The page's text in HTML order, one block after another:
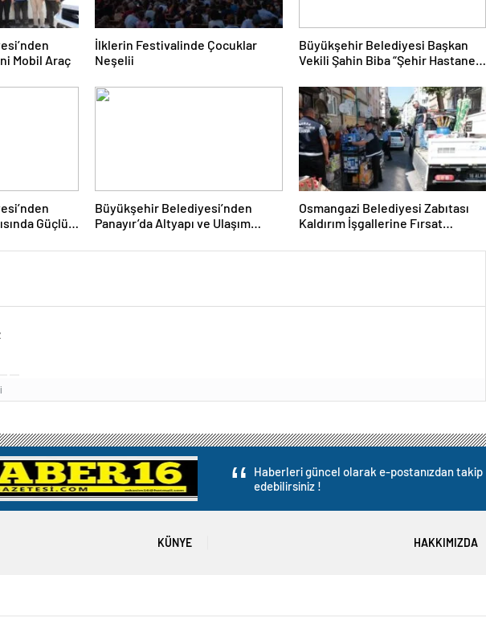
Mobil Araç
İlklerin Festivalinde Çocuklar
Neşelii
Büyükşehir Belediyesi Başkan
Vekili Şahin Biba “Şehir Hastanesi
Güçlü
Büyükşehir Belediyesi’nden
Panayır’da Altyapı ve Ulaşım
Osmangazi Belediyesi Zabıtası
Kaldırım İşgallerine Fırsat
Haberleri güncel olarak e-postanızdan takip
edebilirsiniz !
KÜNYE HAKKIMIZDA